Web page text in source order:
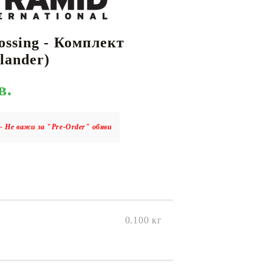
- Комплект
Не важи за "Pre-Order" обяви
0.100 кг